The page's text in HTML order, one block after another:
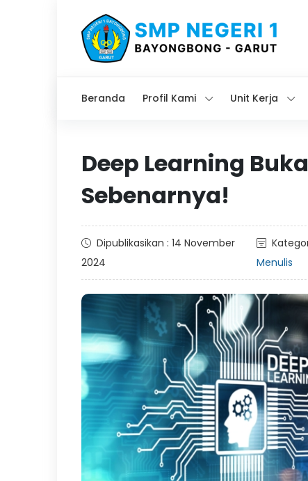
Beranda Profil Kami Unit Kerja
Deep Learning
Sebenarnya!
Dipublikasikan : 14 November
2024
Menulis